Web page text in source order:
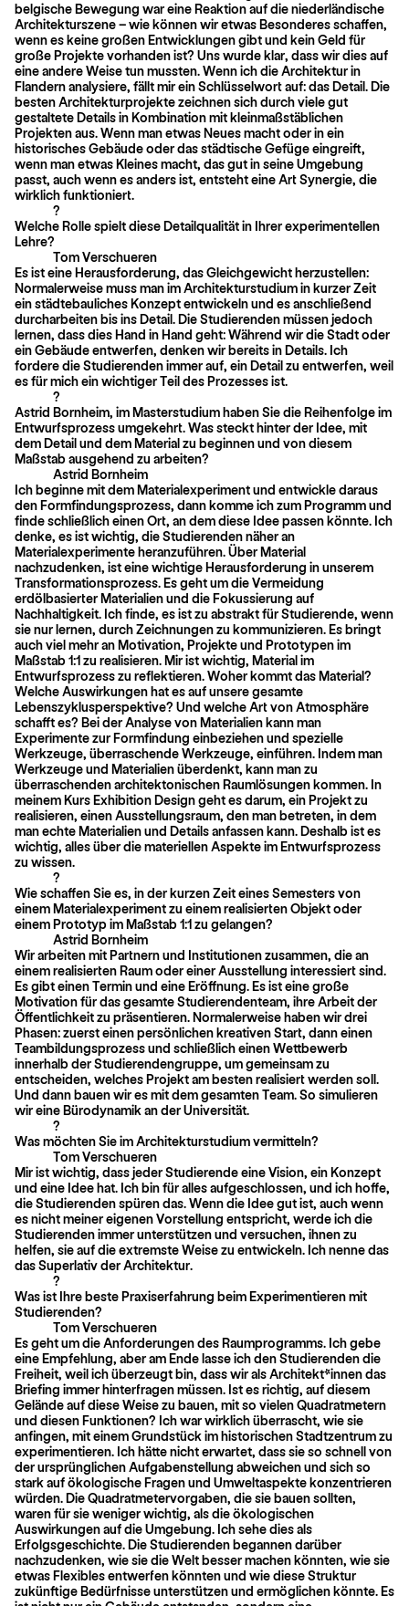
belgische Bewegung war eine Reaktion auf die niederländische
Architekturszene – wie können wir etwas Besonderes schaffen,
wenn es keine großen Entwicklungen gibt und kein Geld für
große Projekte vorhanden ist? Uns wurde klar, dass wir dies auf
eine andere Weise tun mussten. Wenn ich die Architektur in
Flandern analysiere, fällt mir ein Schlüsselwort auf: das Detail. Die
besten Architekturprojekte zeichnen sich durch viele gut
gestaltete Details in Kombination mit kleinmaßstäblichen
Projekten aus. Wenn man etwas Neues macht oder in ein
historisches Gebäude oder das städtische Gefüge eingreift,
wenn man etwas Kleines macht, das gut in seine Umgebung
passt, auch wenn es anders ist, entsteht eine Art Synergie, die
wirklich funktioniert.
?
Welche Rolle spielt diese Detailqualität in Ihrer experimentellen
Lehre?
Tom Verschueren
Es ist eine Herausforderung, das Gleichgewicht herzustellen:
Normalerweise muss man im Architekturstudium in kurzer Zeit
ein städtebauliches Konzept entwickeln und es anschließend
durcharbeiten bis ins Detail. Die Studierenden müssen jedoch
lernen, dass dies Hand in Hand geht: Während wir die Stadt oder
ein Gebäude entwerfen, denken wir bereits in Details. Ich
fordere die Studierenden immer auf, ein Detail zu entwerfen, weil
es für mich ein wichtiger Teil des Prozesses ist.
?
Astrid Bornheim, im Masterstudium haben Sie die Reihenfolge im
Entwurfsprozess umgekehrt. Was steckt hinter der Idee, mit
dem Detail und dem Material zu beginnen und von diesem
Maßstab ausgehend zu arbeiten?
Astrid Bornheim
Ich beginne mit dem Materialexperiment und entwickle daraus
den Formfindungsprozess, dann komme ich zum Programm und
finde schließlich einen Ort, an dem diese Idee passen könnte. Ich
denke, es ist wichtig, die Studierenden näher an
Materialexperimente heranzuführen. Über Material
nachzudenken, ist eine wichtige Herausforderung in unserem
Transformationsprozess. Es geht um die Vermeidung
erdölbasierter Materialien und die Fokussierung auf
Nachhaltigkeit. Ich finde, es ist zu abstrakt für Studierende, wenn
sie nur lernen, durch Zeichnungen zu kommunizieren. Es bringt
auch viel mehr an Motivation, Projekte und Prototypen im
Maßstab 1:1 zu realisieren. Mir ist wichtig, Material im
Entwurfsprozess zu reflektieren. Woher kommt das Material?
Welche Auswirkungen hat es auf unsere gesamte
Lebenszyklusperspektive? Und welche Art von Atmosphäre
schafft es? Bei der Analyse von Materialien kann man
Experimente zur Formfindung einbeziehen und spezielle
Werkzeuge, überraschende Werkzeuge, einführen. Indem man
Werkzeuge und Materialien überdenkt, kann man zu
überraschenden architektonischen Raumlösungen kommen. In
meinem Kurs Exhibition Design geht es darum, ein Projekt zu
realisieren, einen Ausstellungsraum, den man betreten, in dem
man echte Materialien und Details anfassen kann. Deshalb ist es
wichtig, alles über die materiellen Aspekte im Entwurfsprozess
zu wissen.
?
Wie schaffen Sie es, in der kurzen Zeit eines Semesters von
einem Materialexperiment zu einem realisierten Objekt oder
einem Prototyp im Maßstab 1:1 zu gelangen?
Astrid Bornheim
Wir arbeiten mit Partnern und Institutionen zusammen, die an
einem realisierten Raum oder einer Ausstellung interessiert sind.
Es gibt einen Termin und eine Eröffnung. Es ist eine große
Motivation für das gesamte Studierendenteam, ihre Arbeit der
Öffentlichkeit zu präsentieren. Normalerweise haben wir drei
Phasen: zuerst einen persönlichen kreativen Start, dann einen
Teambildungsprozess und schließlich einen Wettbewerb
innerhalb der Studierendengruppe, um gemeinsam zu
entscheiden, welches Projekt am besten realisiert werden soll.
Und dann bauen wir es mit dem gesamten Team. So simulieren
wir eine Bürodynamik an der Universität.
?
Was möchten Sie im Architekturstudium vermitteln?
Tom Verschueren
Mir ist wichtig, dass jeder Studierende eine Vision, ein Konzept
und eine Idee hat. Ich bin für alles aufgeschlossen, und ich hoffe,
die Studierenden spüren das. Wenn die Idee gut ist, auch wenn
es nicht meiner eigenen Vorstellung entspricht, werde ich die
Studierenden immer unterstützen und versuchen, ihnen zu
helfen, sie auf die extremste Weise zu entwickeln. Ich nenne das
das Superlativ der Architektur.
?
Was ist Ihre beste Praxiserfahrung beim Experimentieren mit
Studierenden?
Tom Verschueren
Es geht um die Anforderungen des Raumprogramms. Ich gebe
eine Empfehlung, aber am Ende lasse ich den Studierenden die
Freiheit, weil ich überzeugt bin, dass wir als Architekt*innen das
Briefing immer hinterfragen müssen. Ist es richtig, auf diesem
Gelände auf diese Weise zu bauen, mit so vielen Quadratmetern
und diesen Funktionen? Ich war wirklich überrascht, wie sie
anfingen, mit einem Grundstück im historischen Stadtzentrum zu
experimentieren. Ich hätte nicht erwartet, dass sie so schnell von
der ursprünglichen Aufgabenstellung abweichen und sich so
stark auf ökologische Fragen und Umweltaspekte konzentrieren
würden. Die Quadratmetervorgaben, die sie bauen sollten,
waren für sie weniger wichtig, als die ökologischen
Auswirkungen auf die Umgebung. Ich sehe dies als
Erfolgsgeschichte. Die Studierenden begannen darüber
nachzudenken, wie sie die Welt besser machen könnten, wie sie
etwas Flexibles entwerfen könnten und wie diese Struktur
zukünftige Bedürfnisse unterstützen und ermöglichen könnte. Es